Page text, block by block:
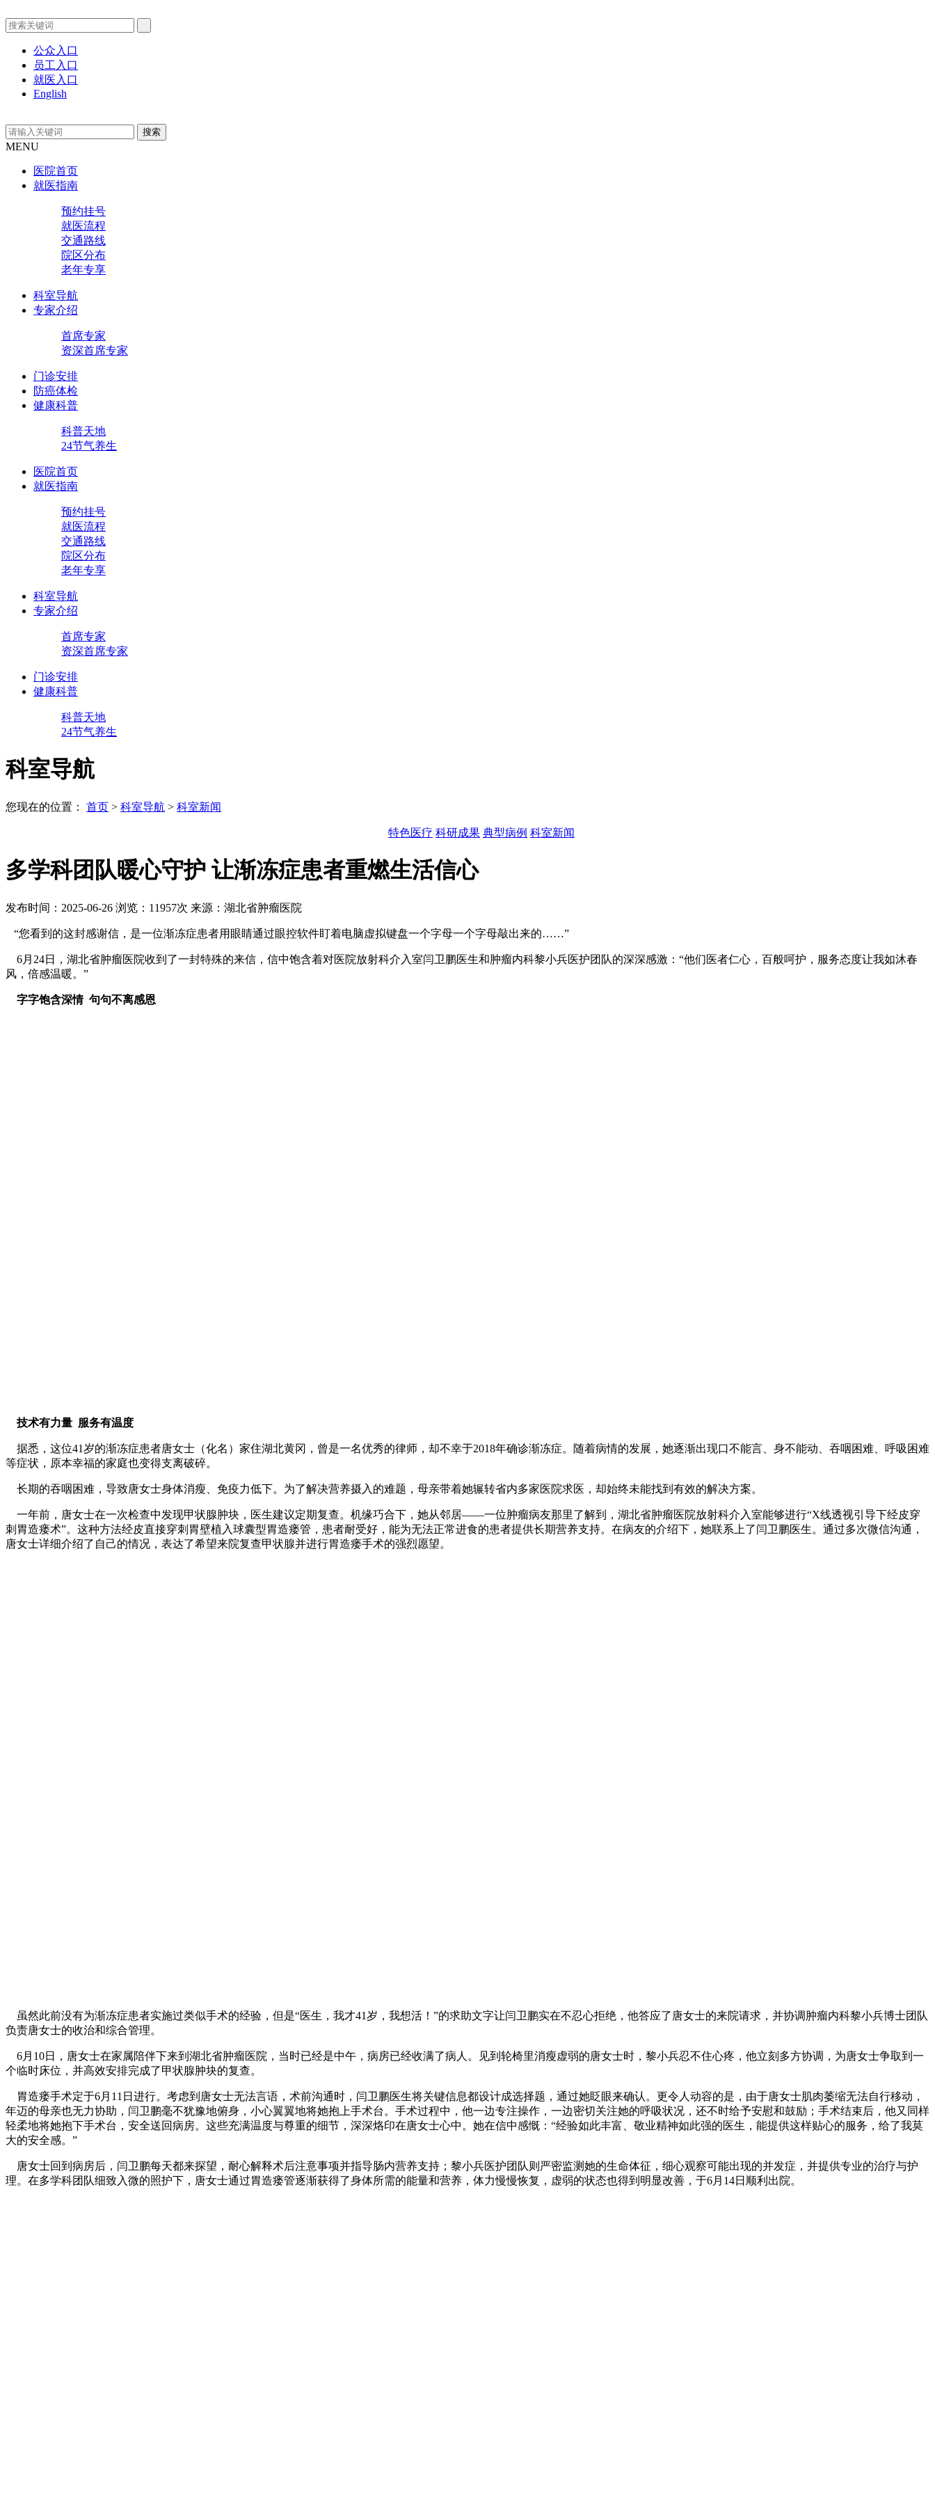
公众入口
员工入口
就医入口
English
MENU
医院首页
就医指南
预约挂号
就医流程
交通路线
院区分布
老年专享
科室导航
专家介绍
首席专家
资深首席专家
门诊安排
防癌体检
健康科普
科普天地
24节气养生
医院首页
就医指南
预约挂号
就医流程
交通路线
院区分布
老年专享
科室导航
专家介绍
首席专家
资深首席专家
门诊安排
健康科普
科普天地
24节气养生
科室导航
您现在的位置： 首页 > 科室导航 > 科室新闻
特色医疗 科研成果 典型病例 科室新闻
多学科团队暖心守护 让渐冻症患者重燃生活信心
发布时间：2025-06-26 浏览：11957次 来源：湖北省肿瘤医院
“您看到的这封感谢信，是一位渐冻症患者用眼睛通过眼控软件盯着电脑虚拟键盘一个字母一个字母敲出来的……”
6月24日，湖北省肿瘤医院收到了一封特殊的来信，信中饱含着对医院放射科介入室闫卫鹏医生和肿瘤内科黎小兵医护团队的深深感激：“他们医者仁心，百般呵护，服务态度让我如沐春
风，倍感温暖。”
字字饱含深情 句句不离感恩
技术有力量 服务有温度
据悉，这位41岁的渐冻症患者唐女士（化名）家住湖北黄冈，曾是一名优秀的律师，却不幸于2018年确诊渐冻症。随着病情的发展，她逐渐出现口不能言、身不能动、吞咽困难、呼吸困难
等症状，原本幸福的家庭也变得支离破碎。
长期的吞咽困难，导致唐女士身体消瘦、免疫力低下。为了解决营养摄入的难题，母亲带着她辗转省内多家医院求医，却始终未能找到有效的解决方案。
一年前，唐女士在一次检查中发现甲状腺肿块，医生建议定期复查。机缘巧合下，她从邻居——一位肿瘤病友那里了解到，湖北省肿瘤医院放射科介入室能够进行“X线透视引导下经皮穿
刺胃造瘘术”。这种方法经皮直接穿刺胃壁植入球囊型胃造瘘管，患者耐受好，能为无法正常进食的患者提供长期营养支持。在病友的介绍下，她联系上了闫卫鹏医生。通过多次微信沟通，
唐女士详细介绍了自己的情况，表达了希望来院复查甲状腺并进行胃造瘘手术的强烈愿望。
虽然此前没有为渐冻症患者实施过类似手术的经验，但是“医生，我才41岁，我想活！”的求助文字让闫卫鹏实在不忍心拒绝，他答应了唐女士的来院请求，并协调肿瘤内科黎小兵博士团队
负责唐女士的收治和综合管理。
6月10日，唐女士在家属陪伴下来到湖北省肿瘤医院，当时已经是中午，病房已经收满了病人。见到轮椅里消瘦虚弱的唐女士时，黎小兵忍不住心疼，他立刻多方协调，为唐女士争取到一
个临时床位，并高效安排完成了甲状腺肿块的复查。
胃造瘘手术定于6月11日进行。考虑到唐女士无法言语，术前沟通时，闫卫鹏医生将关键信息都设计成选择题，通过她眨眼来确认。更令人动容的是，由于唐女士肌肉萎缩无法自行移动，
年迈的母亲也无力协助，闫卫鹏毫不犹豫地俯身，小心翼翼地将她抱上手术台。手术过程中，他一边专注操作，一边密切关注她的呼吸状况，还不时给予安慰和鼓励；手术结束后，他又同样
轻柔地将她抱下手术台，安全送回病房。这些充满温度与尊重的细节，深深烙印在唐女士心中。她在信中感慨：“经验如此丰富、敬业精神如此强的医生，能提供这样贴心的服务，给了我莫
大的安全感。”
唐女士回到病房后，闫卫鹏每天都来探望，耐心解释术后注意事项并指导肠内营养支持；黎小兵医护团队则严密监测她的生命体征，细心观察可能出现的并发症，并提供专业的治疗与护
理。在多学科团队细致入微的照护下，唐女士通过胃造瘘管逐渐获得了身体所需的能量和营养，体力慢慢恢复，虚弱的状态也得到明显改善，于6月14日顺利出院。